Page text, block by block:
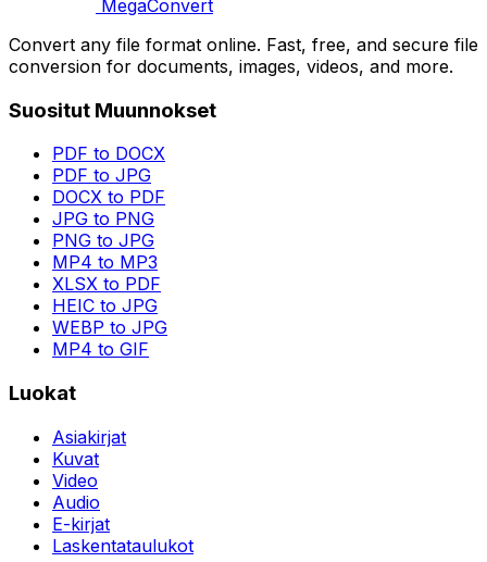
MegaConvert
Convert any file format online. Fast, free, and secure file
conversion for documents, images, videos, and more.
Suositut Muunnokset
PDF to DOCX
PDF to JPG
DOCX to PDF
JPG to PNG
PNG to JPG
MP4 to MP3
XLSX to PDF
HEIC to JPG
WEBP to JPG
MP4 to GIF
Luokat
Asiakirjat
Kuvat
Video
Audio
E-kirjat
Laskentataulukot